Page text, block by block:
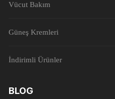
Vücut Bakım
Güneş Kremleri
İndirimli Ürünler
BLOG